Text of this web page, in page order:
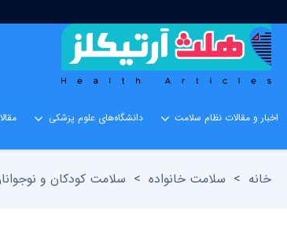
اخبار و مقالات نظام سلامت دانشگاه‌های علوم پزشکی
خانه > سلامت خانواده > سلامت کودکان و